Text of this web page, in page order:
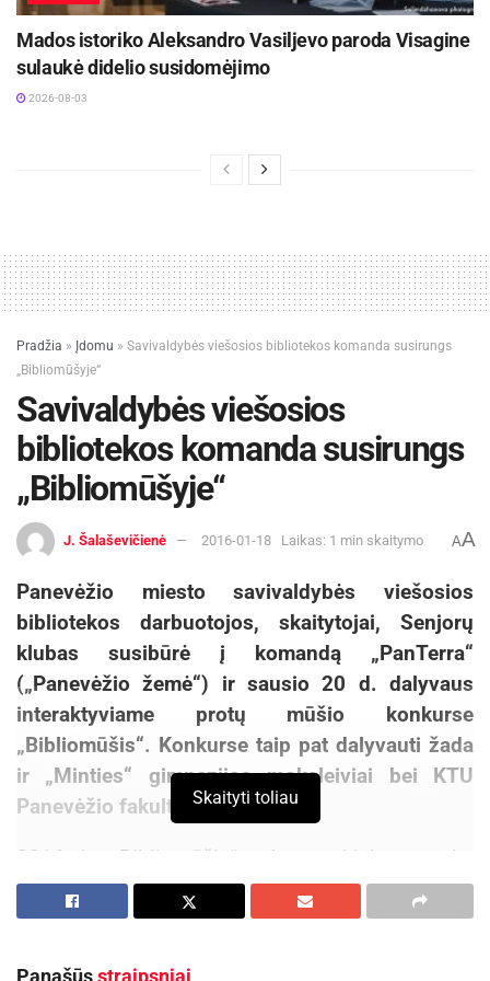
Mados istoriko Aleksandro Vasiljevo paroda Visagine
sulaukė didelio susidomėjimo
2026-08-03
Pradžia » Įdomu » Savivaldybės viešosios bibliotekos komanda susirungs
„Bibliomūšyje“
Savivaldybės viešosios
bibliotekos komanda susirungs
„Bibliomūšyje“
J. Šalaševičienė 2016-01-18 Laikas: 1 min skaitymo AA
Panevėžio miesto savivaldybės viešosios
bibliotekos darbuotojos, skaitytojai, Senjorų
klubas susibūrė į komandą „PanTerra“
(„Panevėžio žemė“) ir sausio 20 d. dalyvaus
interaktyviame protų mūšio konkurse
„Bibliomūšis“. Konkurse taip pat dalyvauti žada
ir „Minties“ gimnazijos moksleiviai bei KTU
Panevėžio fakulteto studentai.
2016-ųjų „Bibliomūšis“ vyks penkiais etapais.
Pirmasis protų mūšio etapas prasidės sausio 20
d. 17.30 val. Savivaldybės viešojoje bibliotekoje
Skaityti toliau
Panašūsstraipsniai